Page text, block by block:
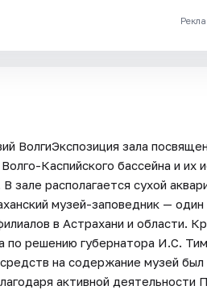
ВолгиЭкспозиция зала
Каспийского бассейна и их
В зале располагается сухой
музей-заповедник —
в Астрахани и области.
по решению губернатора И.С.
на содержание музей
активной деятельности